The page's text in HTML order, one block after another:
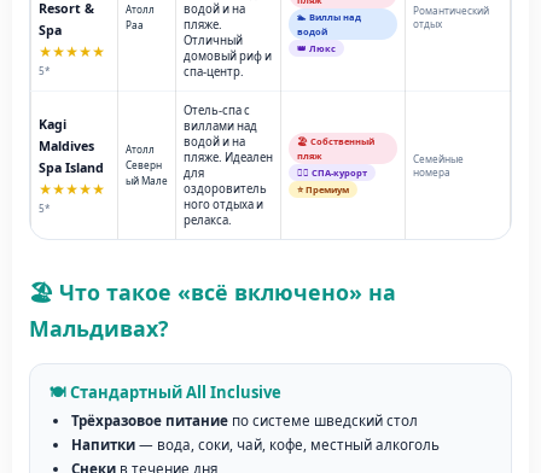
Resort &
Spa
★★★★★
5*
Атолл
Раа
водой и на
пляже.
Отличный
домовый риф и
спа-центр.
🏊 Виллы над
водой
👑 Люкс
Романтический
отдых
Kagi
Maldives
Spa Island
★★★★★
5*
Атолл
Северн
ый Мале
Отель-спа с
виллами над
водой и на
пляже. Идеален
для
оздоровитель
ного отдыха и
релакса.
🏖️ Собственный
пляж
💆‍♂️ СПА-курорт
⭐ Премиум
Семейные
номера
🏖️ Что такое «всё включено» на
Мальдивах?
🍽️ Стандартный All Inclusive
Трёхразовое питание по системе шведский стол
Напитки — вода, соки, чай, кофе, местный алкоголь
Снеки в течение дня